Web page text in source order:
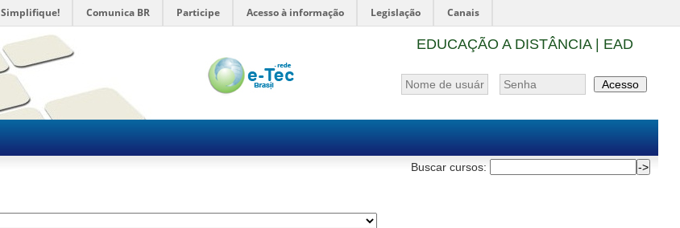
Simplifique! Comunica BR Participe Acesso à informação Legislação Canais
EDUCAÇÃO A DISTÂNCIA | EAD
Buscar cursos: